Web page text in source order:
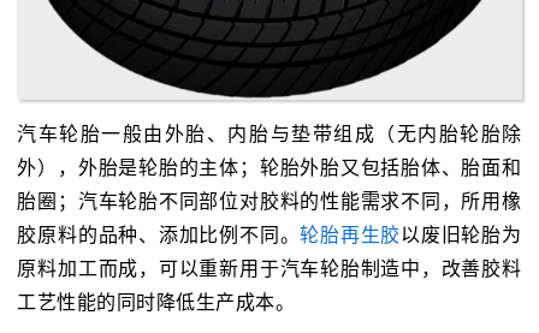
汽车轮胎一般由外胎、内胎与垫带组成（无内胎轮胎除
外），外胎是轮胎的主体；轮胎外胎又包括胎体、胎面和
胎圈；汽车轮胎不同部位对胶料的性能需求不同，所用橡
胶原料的品种、添加比例不同。轮胎再生胶以废旧轮胎为
原料加工而成，可以重新用于汽车轮胎制造中，改善胶料
工艺性能的同时降低生产成本。